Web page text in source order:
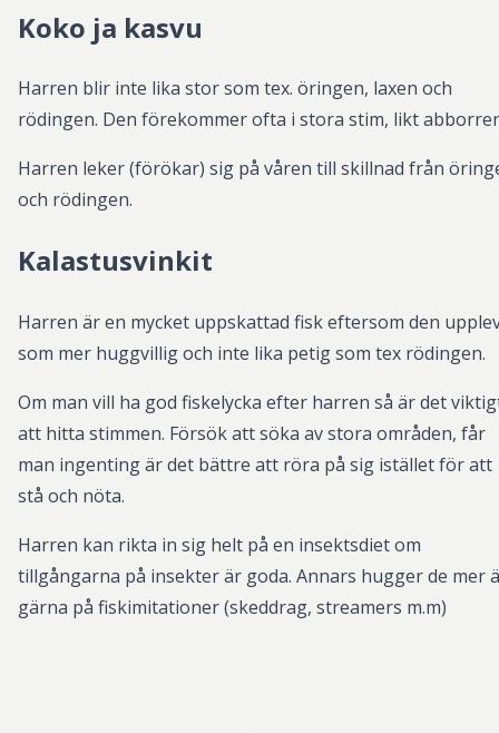
Koko ja kasvu
Harren blir inte lika stor som tex. öringen, laxen och
rödingen. Den förekommer ofta i stora stim, likt
Harren leker (förökar) sig på våren till skillnad från
och rödingen.
Kalastusvinkit
Harren är en mycket uppskattad fisk eftersom den
som mer huggvillig och inte lika petig som tex rödingen.
Om man vill ha god fiskelycka efter harren så är det
att hitta stimmen. Försök att söka av stora områden, får
man ingenting är det bättre att röra på sig istället för att
stå och nöta.
Harren kan rikta in sig helt på en insektsdiet om
tillgångarna på insekter är goda. Annars hugger de mer
gärna på fiskimitationer (skeddrag, streamers m.m)